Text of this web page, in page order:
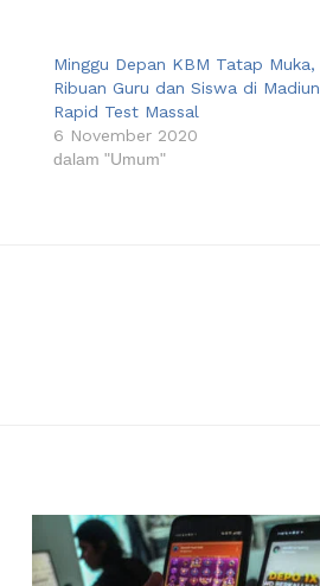
Minggu Depan KBM Tatap Muka,
Ribuan Guru dan Siswa di Madiun
Rapid Test Massal
6 November 2020
dalam "Umum"